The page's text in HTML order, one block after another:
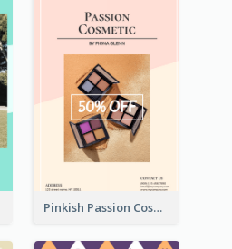
Pinkish Passion Cosmetic Discount Flyer